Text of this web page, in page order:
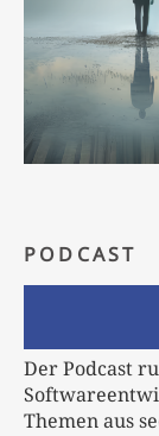
PODCAST
Der Podcast
Themen aus